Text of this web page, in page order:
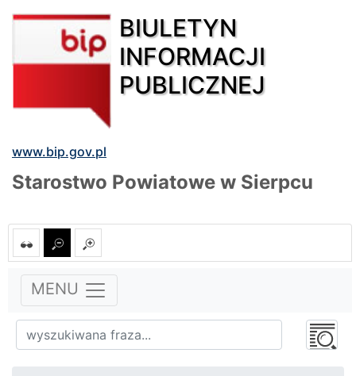
BIULETYN
INFORMACJI
PUBLICZNEJ
www.bip.gov.pl
Starostwo Powiatowe w Sierpcu
MENU